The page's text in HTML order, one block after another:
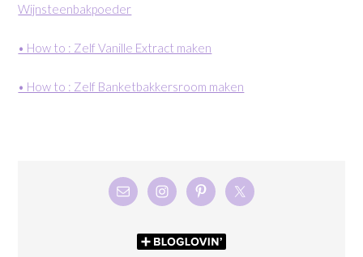
Wijnsteenbakpoeder
• How to : Zelf Vanille Extract maken
• How to : Zelf Banketbakkersroom maken